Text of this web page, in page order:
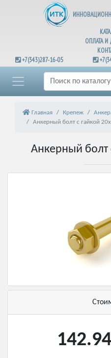
ОПЛАТА И
+7(343)287-16-05
Главная Крепеж
Анкерный болт с гайкой
Анкерный болт
142.94